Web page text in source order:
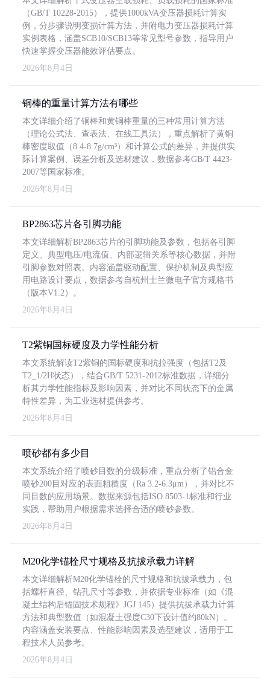
（GB/T 10228-2015），提供1000kVA变压器损耗计算实
例，分步骤说明变损计算方法，并附电力变压器损耗计算
实例表格，涵盖SCB10/SCB13等常见型号参数，指导用户
快速掌握变压器能效评估要点。
2026年8月4日
铜棒的重量计算方法有哪些
本文详细介绍了铜棒和黄铜棒重量的三种常用计算方法
（理论公式法、查表法、在线工具法），重点解析了黄铜
棒密度取值（8.4-8.7g/cm³）和计算公式的差异，并提供实
际计算案例、误差分析及选材建议，数据参考GB/T 4423-
2007等国家标准。
2026年8月4日
BP2863芯片各引脚功能
本文详细解析BP2863芯片的引脚功能及参数，包括各引脚
定义、典型电压/电流值、内部逻辑关系等核心数据，并附
引脚参数对照表。内容涵盖驱动配置、保护机制及典型应
用电路设计要点，数据参考自杭州士兰微电子官方规格书
（版本V1.2）。
2026年8月4日
T2紫铜国标硬度及力学性能分析
本文系统解读T2紫铜的国标硬度和抗拉强度（包括T2及
T2_1/2H状态），结合GB/T 5231-2012标准数据，详细分
析其力学性能指标及影响因素，并对比不同状态下的金属
特性差异，为工业选材提供参考。
2026年8月4日
喷砂都有多少目
本文系统介绍了喷砂目数的分级标准，重点分析了铝合金
喷砂200目对应的表面粗糙度（Ra 3.2-6.3μm），并对比不
同目数的应用场景。数据来源包括ISO 8503-1标准和行业
实践，帮助用户根据需求选择合适的喷砂参数。
2026年8月4日
M20化学锚栓尺寸规格及抗拔承载力详解
本文详细解析M20化学锚栓的尺寸规格和抗拔承载力，包
括螺杆直径、钻孔尺寸等参数，并依据专业标准（如《混
凝土结构后锚固技术规程》JGJ 145）提供抗拔承载力计算
方法和典型数值（如混凝土强度C30下设计值约80kN）。
内容涵盖安装要点、性能影响因素及选型建议，适用于工
程技术人员参考。
2026年8月4日